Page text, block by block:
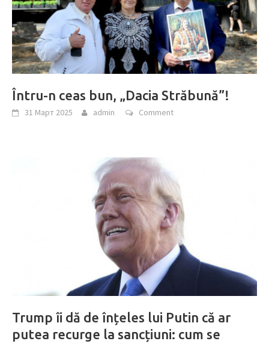
Întru-n ceas bun, „Dacia Străbună”!
31 Март 2025 admin Comment
Trump îi dă de înțeles lui Putin că ar
putea recurge la sancțiuni: cum se